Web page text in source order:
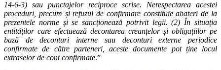
14-6-3) sau punctajelor reciproce scrise. Nerespectarea acestei
proceduri, precum și refuzul de confirmare constituie abateri de la
prezentele norme și se sancționează potrivit legii. (2) În situația
entităților care efectuează decontarea creanțelor și obligațiilor pe
bază de deconturi interne sau deconturi externe periodice
confirmate de către parteneri, aceste documente pot ține locul
extraselor de cont confirmate.”